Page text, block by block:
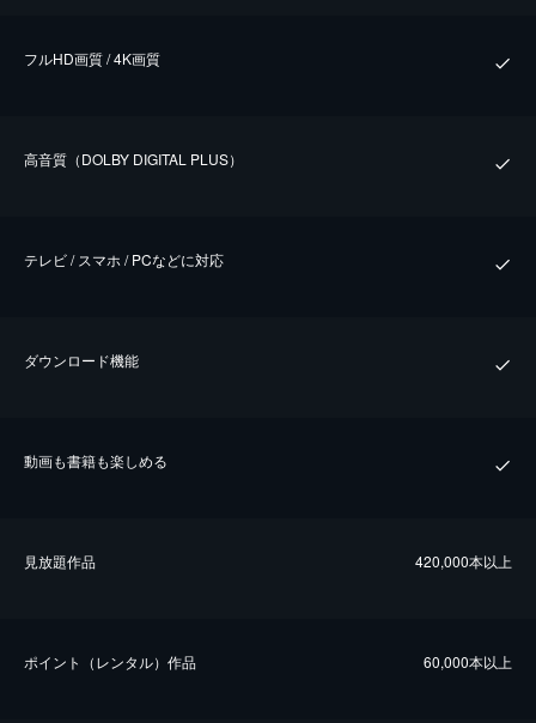
フルHD画質 / 4K画質
⾼⾳質（DOLBY DIGITAL PLUS）
テレビ / スマホ / PCなどに対応
ダウンロード機能
動画も書籍も楽しめる
⾒放題作品 420,000本以上
ポイント（レンタル）作品 60,000本以上